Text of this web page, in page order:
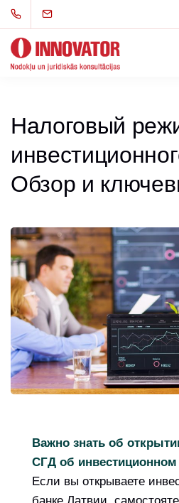
Налоговый
Обзор и
Важно знать об
СГД об инвестиционном
Если вы открываете